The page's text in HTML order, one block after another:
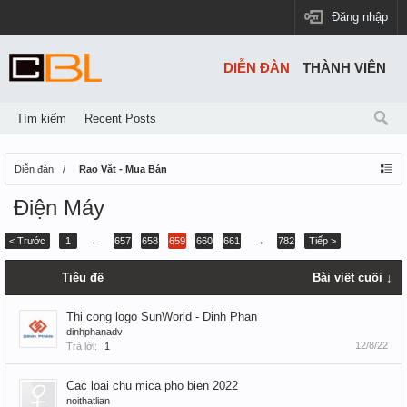
Đăng nhập
Diễn đàn Rao Vặt - Mua Bán
Điện Máy
< Trước 1 ← 657 658 659 660 661 → 782 Tiếp >
Tiêu đề Bài viết cuối ↓
Thi cong logo SunWorld - Dinh Phan
dinhphanadv
Trả lời:
1 12/8/22
Cac loai chu mica pho bien 2022
noithatlian
DIỄN ĐÀN
Tìm kiếm Recent Posts
THÀNH VIÊN